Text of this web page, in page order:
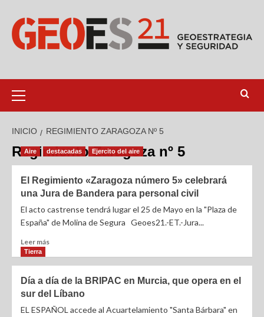
INICIO REGIMIENTO ZARAGOZA Nº 5
Regimiento Zaragoza nº 5
Aire destacadas Ejercito del aire
El Regimiento «Zaragoza número 5» celebrará
una Jura de Bandera para personal civil
El acto castrense tendrá lugar el 25 de Mayo en la "Plaza de
España" de Molina de Segura Geoes21.-ET.-Jura...
Leer más
Tierra
Día a día de la BRIPAC en Murcia, que opera en el
sur del Líbano
EL ESPAÑOL accede al Acuartelamiento "Santa Bárbara" en